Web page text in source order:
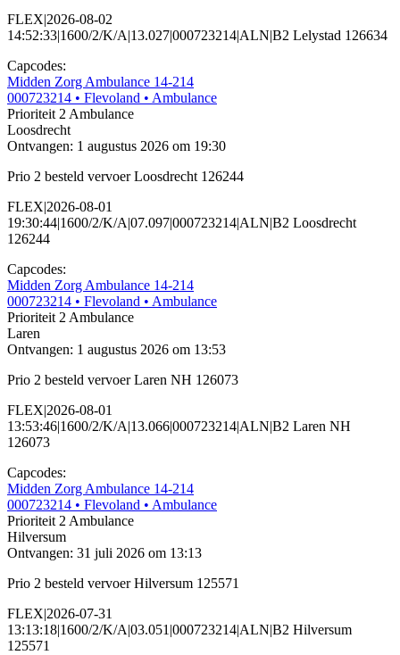
FLEX|2026-08-02
14:52:33|1600/2/K/A|13.027|000723214|ALN|B2 Lelystad 126634
Capcodes:
Midden Zorg Ambulance 14-214
000723214 • Flevoland • Ambulance
Prioriteit 2 Ambulance
Loosdrecht
Ontvangen: 1 augustus 2026 om 19:30
Prio 2 besteld vervoer Loosdrecht 126244
FLEX|2026-08-01
19:30:44|1600/2/K/A|07.097|000723214|ALN|B2 Loosdrecht
126244
Capcodes:
Midden Zorg Ambulance 14-214
000723214 • Flevoland • Ambulance
Prioriteit 2 Ambulance
Laren
Ontvangen: 1 augustus 2026 om 13:53
Prio 2 besteld vervoer Laren NH 126073
FLEX|2026-08-01
13:53:46|1600/2/K/A|13.066|000723214|ALN|B2 Laren NH
126073
Capcodes:
Midden Zorg Ambulance 14-214
000723214 • Flevoland • Ambulance
Prioriteit 2 Ambulance
Hilversum
Ontvangen: 31 juli 2026 om 13:13
Prio 2 besteld vervoer Hilversum 125571
FLEX|2026-07-31
13:13:18|1600/2/K/A|03.051|000723214|ALN|B2 Hilversum
125571